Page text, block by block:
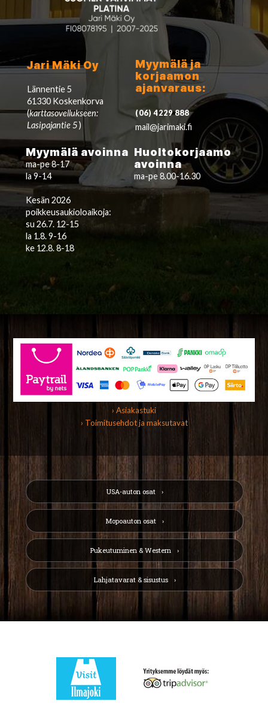
Jari Mäki Oy
Lännentie 5
61330 Koskenkorva
(karttasovellukseen:
Lasipajantie 5)
Myymälä ja
korjaamon
ajanvaraus:
(06) 4229 888
mail@jarimaki.fi
Myymälä avoinna
ma-pe 8-17
la 9-14
Kesän 2026
poikkeusaukioloaikoja:
su 26.7. 12-15
la 1.8. 9-16
ke 12.8. 8-18
Huoltokorjaamo
avoinna
ma-pe 8.00-16.30
› Asiakastuki
› Toimitusehdot ja maksutavat
USA-auton osat
Mopoauton osat
Pukeutuminen & Western
Lahjatavarat & sisustus